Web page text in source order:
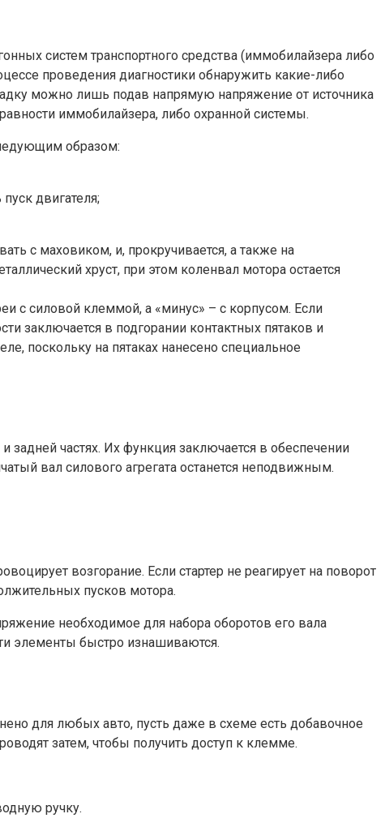
систем транспортного средства (иммобилайзера либо
проведения диагностики обнаружить какие-либо
можно лишь подав напрямую напряжение от источника
иммобилайзера, либо охранной системы.
образом:
двигателя;
с маховиком, и, прокручивается, а также на
хруст, при этом коленвал мотора остается
с силовой клеммой, а «минус» – с корпусом. Если
заключается в подгорании контактных пятаков и
поскольку на пятаках нанесено специальное
частях. Их функция заключается в обеспечении
вал силового агрегата останется неподвижным.
возгорание. Если стартер не реагирует на поворот
пусков мотора.
необходимое для набора оборотов его вала
элементы быстро изнашиваются.
для любых авто, пусть даже в схеме есть добавочное
затем, чтобы получить доступ к клемме.
ручку.